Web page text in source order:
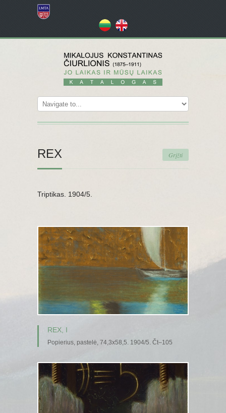
REX Grįžti
Triptikas. 1904/5.
REX, I
Popierius, pastelė, 74,3x58,5. 1904/5. Čt–105